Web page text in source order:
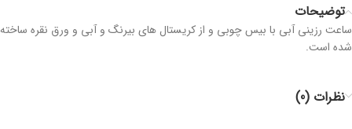
توضیحات
ساعت رزینی آبی با بیس چوبی و از کریستال های بیرنگ و آبی و ورق نقره ساخته
شده است.
نظرات (0)